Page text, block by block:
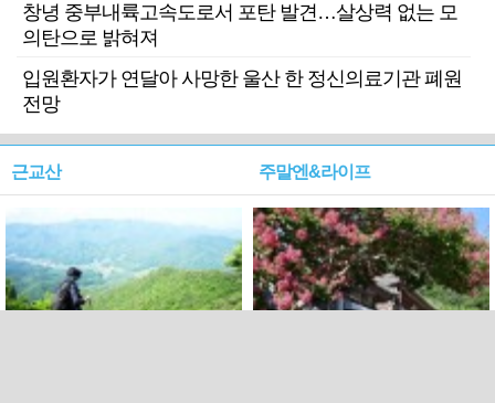
창녕 중부내륙고속도로서 포탄 발견…살상력 없는 모
의탄으로 밝혀져
입원환자가 연달아 사망한 울산 한 정신의료기관 폐원
전망
근교산 주말엔&라이프